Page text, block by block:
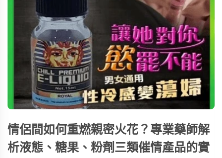
情侶間如何重燃親密火花？專業藥師解
析液態、糖果、粉劑三類催情產品的實